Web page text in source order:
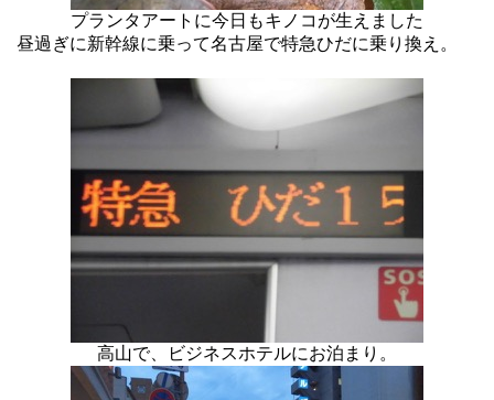
プランタアートに今日もキノコが生えました
昼過ぎに新幹線に乗って名古屋で特急ひだに乗り換え。
高山で、ビジネスホテルにお泊まり。